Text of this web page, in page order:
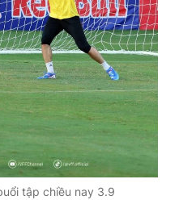
tập chiều nay 3.9